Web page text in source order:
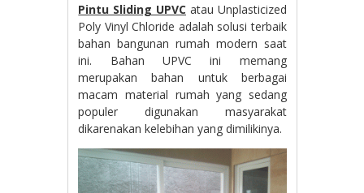
Pintu Sliding UPVC atau Unplasticized
Poly Vinyl Chloride adalah solusi terbaik
bahan bangunan rumah modern saat
ini. Bahan UPVC ini memang
merupakan bahan untuk berbagai
macam material rumah yang sedang
populer digunakan masyarakat
dikarenakan kelebihan yang dimilikinya.